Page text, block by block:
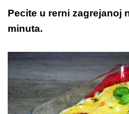
Pecite u rerni zagrejanoj
minuta.